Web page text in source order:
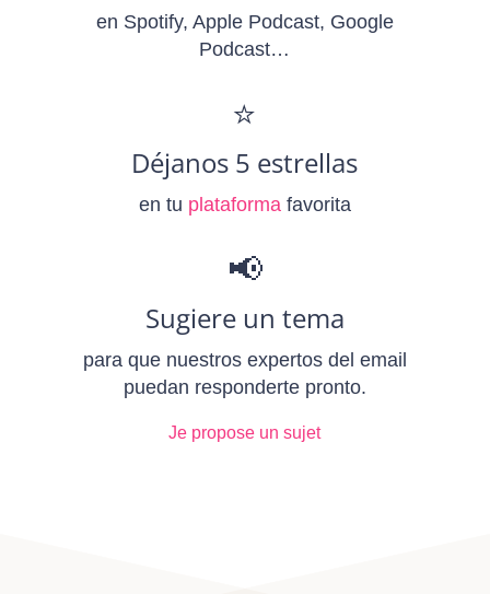
en Spotify, Apple Podcast, Google
Podcast…
⭐
Déjanos 5 estrellas
en tu plataformafavorita
📢
Sugiere un tema
para que nuestros expertos del email
puedan responderte pronto.
Je propose un sujet